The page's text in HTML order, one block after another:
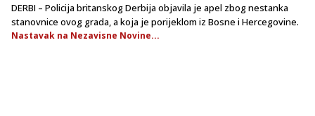
DERBI – Policija britanskog Derbija objavila je apel zbog nestanka
stanovnice ovog grada, a koja je porijeklom iz Bosne i Hercegovine.
Nastavak na Nezavisne Novine...